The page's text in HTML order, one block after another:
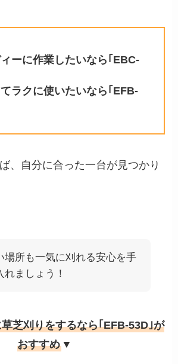
ーに作業したいなら｢EBC-
てラクに使いたいなら｢EFB-
、自分に合った一台が見つかり
場所も一気に刈れる安心を手
れましょう！
芝刈りをするなら｢EFB-53D｣が
おすすめ ▼